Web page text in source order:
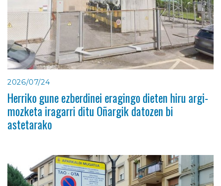
2026/07/24
Herriko gune ezberdinei eragingo dieten hiru argi-
mozketa iragarri ditu Oñargik datozen bi
astetarako